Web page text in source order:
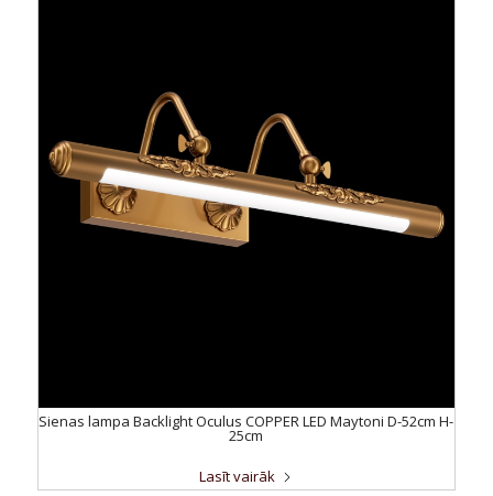
Sienas lampa Backlight Oculus COPPER LED Maytoni D-52cm H-
25cm
Lasīt vairāk